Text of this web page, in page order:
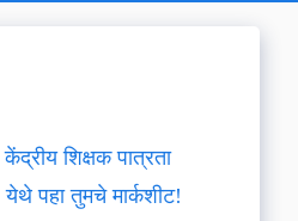
शिक्षक पात्रता
येथे पहा तुमचे मार्कशीट!